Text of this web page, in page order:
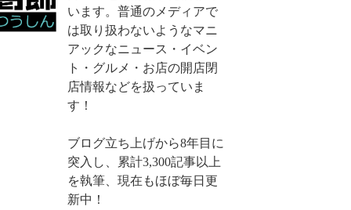
います。普通のメディアで
は取り扱わないようなマニ
アックなニュース・イベン
ト・グルメ・お店の開店閉
店情報などを扱っていま
す！
ブログ立ち上げから8年目に
突入し、累計3,300記事以上
を執筆、現在もほぼ毎日更
新中！